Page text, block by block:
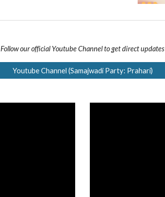
Follow our official Youtube Channel to get direct updates
Youtube Channel (Samajwadi Party: Prahari)